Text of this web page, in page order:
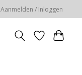
Aanmelden / Inloggen